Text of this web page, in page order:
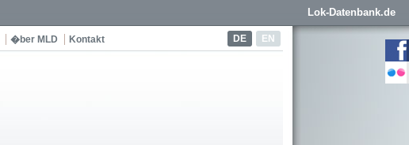
Lok-Datenbank.de
DE EN
�ber MLD Kontakt